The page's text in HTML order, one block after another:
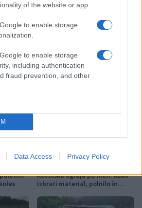
of the website or app.
to enable storage
to enable storage
including authentication
fraud prevention, and other
Data Access Privacy Policy
Novice
ravne na koroškem
otvoritev
Kovinska ograja po meri: kako
izbrati material, polnilo in